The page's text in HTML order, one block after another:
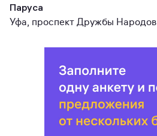
Паруса
Уфа, проспект Дружбы Народов